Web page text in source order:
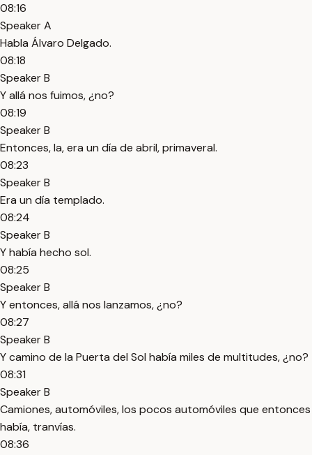
08:16
Speaker A
Habla Álvaro Delgado.
08:18
Speaker B
Y allá nos fuimos, ¿no?
08:19
Speaker B
Entonces, la, era un día de abril, primaveral.
08:23
Speaker B
Era un día templado.
08:24
Speaker B
Y había hecho sol.
08:25
Speaker B
Y entonces, allá nos lanzamos, ¿no?
08:27
Speaker B
Y camino de la Puerta del Sol había miles de multitudes, ¿no?
08:31
Speaker B
Camiones, automóviles, los pocos automóviles que entonces
había, tranvías.
08:36